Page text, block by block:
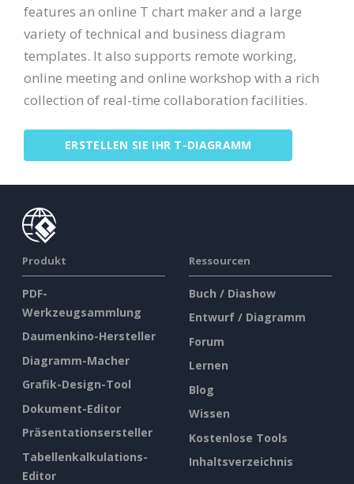
features an online T chart maker and a large
variety of technical and business diagram
templates. It also supports remote working,
online meeting and online workshop with a rich
collection of real-time collaboration facilities.
ERSTELLEN SIE IHR T-DIAGRAMM
Produkt
PDF-
Werkzeugsammlung
Daumenkino-Hersteller
Diagramm-Macher
Grafik-Design-Tool
Dokument-Editor
Präsentationsersteller
Tabellenkalkulations-
Editor
Ressourcen
Buch / Diashow
Entwurf / Diagramm
Forum
Lernen
Blog
Wissen
Kostenlose Tools
Inhaltsverzeichnis